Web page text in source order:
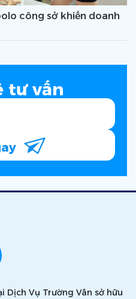
công sở khiến doanh
tư vấn
Dịch Vụ Trường Vân sở hữu